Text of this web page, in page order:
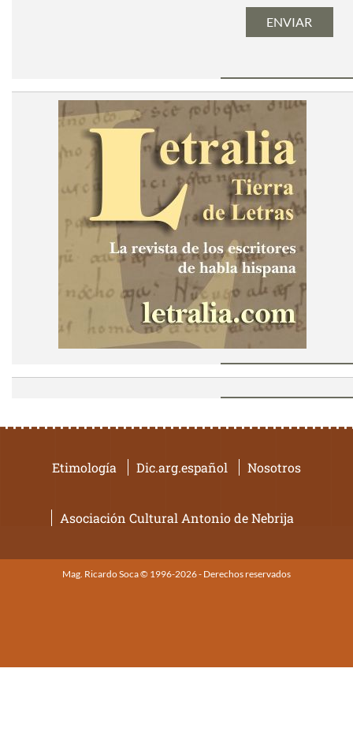
Etimología Dic.arg.español Nosotros
Asociación Cultural Antonio de Nebrija
Mag. Ricardo Soca © 1996-2026 - Derechos reservados